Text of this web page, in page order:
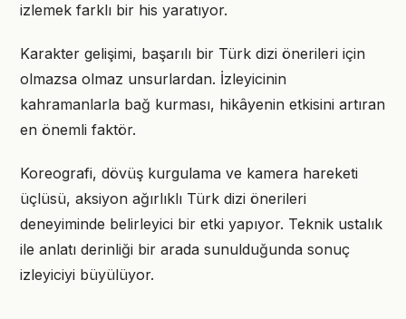
izlemek farklı bir his yaratıyor.
Karakter gelişimi, başarılı bir Türk dizi önerileri için
olmazsa olmaz unsurlardan. İzleyicinin
kahramanlarla bağ kurması, hikâyenin etkisini artıran
en önemli faktör.
Koreografi, dövüş kurgulama ve kamera hareketi
üçlüsü, aksiyon ağırlıklı Türk dizi önerileri
deneyiminde belirleyici bir etki yapıyor. Teknik ustalık
ile anlatı derinliği bir arada sunulduğunda sonuç
izleyiciyi büyülüyor.